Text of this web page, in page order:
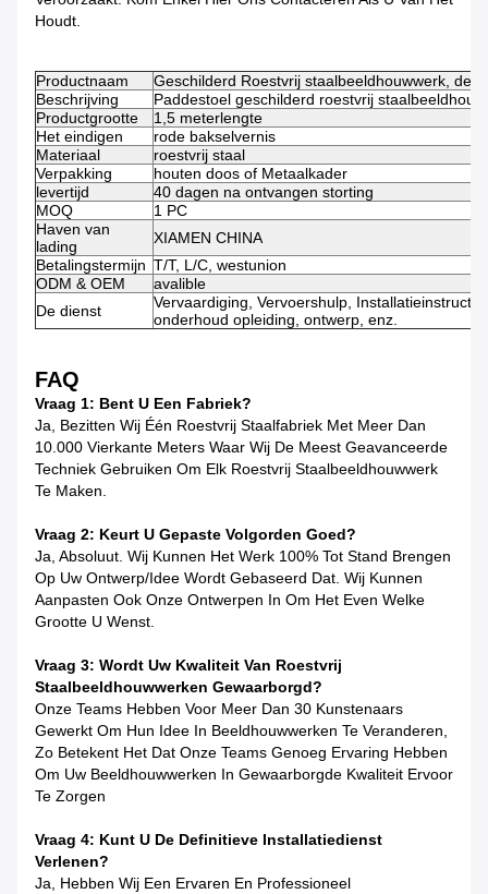
Houdt.
Productnaam
Geschilderd Roestvrij staalbeeldhouwwerk, de
Beschrijving
Paddestoel geschilderd roestvrij
Productgrootte
1,5 meterlengte
Het eindigen
rode bakselvernis
Materiaal
roestvrij staal
Verpakking
houten doos of Metaalkader
levertijd
40 dagen na ontvangen storting
MOQ
1 PC
Haven van
lading
XIAMEN CHINA
Betalingstermijn T/T, L/C, westunion
ODM & OEM
avalible
De dienst
Vervaardiging, Vervoershulp, Installatieinstructie,
onderhoud opleiding, ontwerp, enz.
FAQ
Vraag 1: Bent U Een Fabriek?
Ja, Bezitten Wij Één Roestvrij Staalfabriek Met Meer Dan
10.000 Vierkante Meters Waar Wij De Meest Geavanceerde
Techniek Gebruiken Om Elk Roestvrij Staalbeeldhouwwerk
Te Maken.
Vraag 2: Keurt U Gepaste Volgorden Goed?
Ja, Absoluut. Wij Kunnen Het Werk 100% Tot Stand Brengen
Op Uw Ontwerp/idee Wordt Gebaseerd Dat. Wij Kunnen
Aanpasten Ook Onze Ontwerpen In Om Het Even Welke
Grootte U Wenst.
Vraag 3: Wordt Uw Kwaliteit Van Roestvrij
Staalbeeldhouwwerken Gewaarborgd?
Onze Teams Hebben Voor Meer Dan 30 Kunstenaars
Gewerkt Om Hun Idee In Beeldhouwwerken Te Veranderen,
Zo Betekent Het Dat Onze Teams Genoeg Ervaring Hebben
Om Uw Beeldhouwwerken In Gewaarborgde Kwaliteit Ervoor
Te Zorgen
Vraag 4: Kunt U De Definitieve Installatiedienst
Verlenen?
Ja, Hebben Wij Een Ervaren En Professioneel